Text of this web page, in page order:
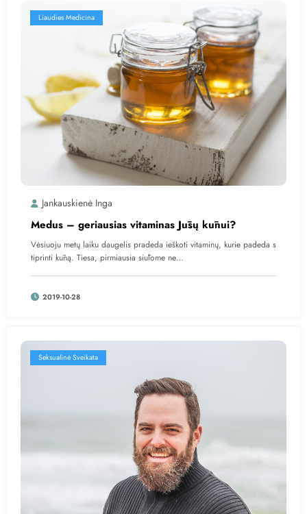
Liaudies Medicina
Jankauskienė Inga
Medus – geriausias vitaminas Jūsų kūnui?
Vėsiuoju metų laiku daugelis pradeda ieškoti vitaminų, kurie padeda s
tiprinti kūną. Tiesa, pirmiausia siūlome ne…
2019-10-28
Seksualinė Sveikata